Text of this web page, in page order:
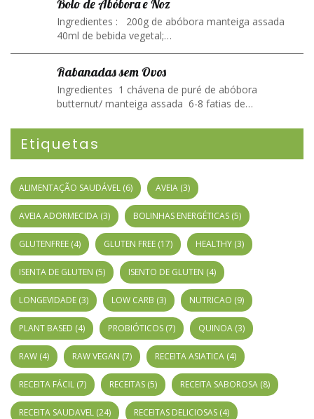
Bolo de Abóbora e Noz
Ingredientes : 200g de abóbora manteiga assada
40ml de bebida vegetal;…
Rabanadas sem Ovos
Ingredientes 1 chávena de puré de abóbora
butternut/ manteiga assada 6-8 fatias de…
Etiquetas
ALIMENTAÇÃO SAUDÁVEL (6) AVEIA (3)
AVEIA ADORMECIDA (3) BOLINHAS ENERGÉTICAS (5)
GLUTENFREE (4) GLUTEN FREE (17) HEALTHY (3)
ISENTA DE GLUTEN (5) ISENTO DE GLUTEN (4)
LONGEVIDADE (3) LOW CARB (3) NUTRICAO (9)
PLANT BASED (4) PROBIÓTICOS (7) QUINOA (3)
RAW (4) RAW VEGAN (7) RECEITA ASIATICA (4)
RECEITA FÁCIL (7) RECEITAS (5) RECEITA SABOROSA (8)
RECEITA SAUDAVEL (24) RECEITAS DELICIOSAS (4)